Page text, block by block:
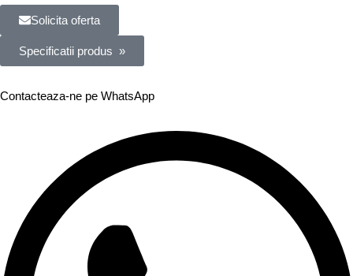
Solicita oferta
Specificatii produs »
Contacteaza-ne pe WhatsApp